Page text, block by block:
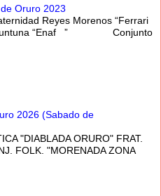
Oruro 2023
Reyes Morenos “Ferrari
Tuntuna “Enaf ” Conjunto
2026 (Sabado de
"DIABLADA ORURO" FRAT.
FOLK. "MORENADA ZONA